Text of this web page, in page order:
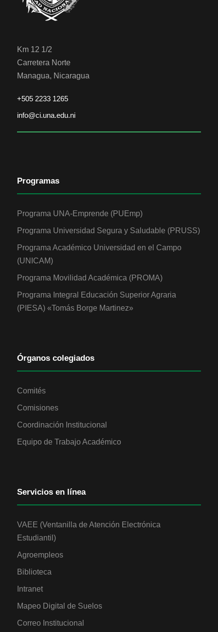
Km 12 1/2
Carretera Norte
Managua, Nicaragua
+505 2233 1265
info@ci.una.edu.ni
Programas
Programa UNA-Emprende (PUEmp)
Programa Universidad Segura y Saludable (PRUSS)
Programa Académico Universidad en el Campo
(UNICAM)
Programa Movilidad Académica (PROMA)
Programa Integral Educación Superior Agraria
(PIESA) «Tomás Borge Martinez»
Órganos colegiados
Comités
Comisiones
Coordinación Institucional
Equipo de Trabajo Académico
Servicios en línea
VAEE (Ventanilla de Atención Electrónica
Estudiantil)
Agroempleos
Biblioteca
Intranet
Mapeo Digital de Suelos
Correo Institucional